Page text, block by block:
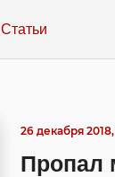
Статьи
26 декабря 2018,
Пропал